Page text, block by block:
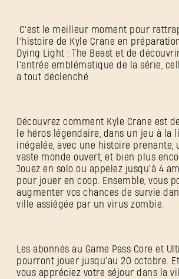
C'est le meilleur moment pour
l'histoire de Kyle Crane en
Dying Light : The Beast et de
l'entrée emblématique de la série,
a tout déclenché.
Découvrez comment Kyle Crane est
le héros légendaire, dans un jeu à la
inégalée, avec une histoire prenante,
vaste monde ouvert, et bien plus
Jouez en solo ou appelez jusqu'à 4
pour jouer en coop. Ensemble, vous
augmenter vos chances de survie
ville assiégée par un virus zombie.
Les abonnés au Game Pass Core et
pourront jouer jusqu'au 20 octobre.
vous appréciez votre séjour dans la